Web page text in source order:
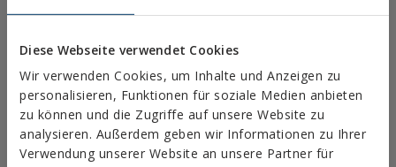
Diese Webseite verwendet Cookies
Wir verwenden Cookies, um Inhalte und Anzeigen zu
personalisieren, Funktionen für soziale Medien anbieten
zu können und die Zugriffe auf unsere Website zu
analysieren. Außerdem geben wir Informationen zu Ihrer
Verwendung unserer Website an unsere Partner für
DACH-UND FASSADENSCHRAUBEN
BOHR-BLECH-UND PVC FENSTERBAUSCHRAUBEN
HOLZSCHRAUBEN
HAKEN, ÖSEN UND NÄGEL
HOLZVERBINDER